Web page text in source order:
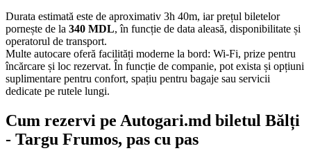
Durata estimată este de aproximativ 3h 40m, iar prețul biletelor
pornește de la 340 MDL, în funcție de data aleasă, disponibilitate și
operatorul de transport.
Multe autocare oferă facilități moderne la bord: Wi-Fi, prize pentru
încărcare și loc rezervat. În funcție de companie, pot exista și opțiuni
suplimentare pentru confort, spațiu pentru bagaje sau servicii
dedicate pe rutele lungi.
Cum rezervi pe Autogari.md biletul Bălți
- Targu Frumos, pas cu pas